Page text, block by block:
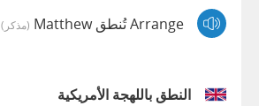
Arrange تُنطق Matthew (مذكر)
النطق باللهجة الأمريكية